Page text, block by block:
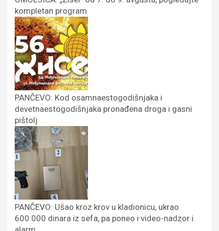
kompletan program
PANČEVO: Kod osamnaestogodišnjaka i
devetnaestogodišnjaka pronađena droga i gasni
pištolj
PANČEVO: Ušao kroz krov u kladionicu, ukrao
600.000 dinara iz sefa, pa poneo i video-nadzor i